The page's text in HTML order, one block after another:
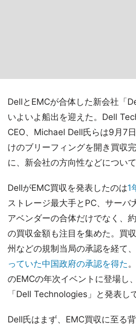
DellとEMCが合体した新会社「
いよいよ船出を迎えた。Dell
CEO、Michael Dell氏らは9月7
けのブリーフィングを開き買収
に、新会社の方向性などについて
DellがEMC買収を発表したのは1
ストレージ最大手とPC、サーバ
アベンダーの合体だけでなく、
の買収金額も注目を集めた。買
州などの規制当局の承認を経て、
っていた中国政府の承認を得た
のEMCの年次イベントに登場し
「Dell Technologies」と発表し
Dell氏はまず、EMC買収に至る